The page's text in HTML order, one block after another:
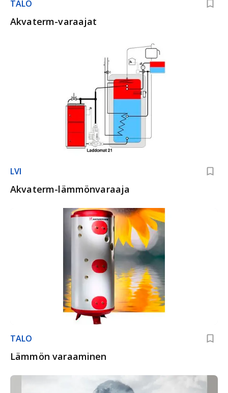
TALO
Akvaterm-varaajat
LVI
Akvaterm-lämmönvaraaja
TALO
Lämmön varaaminen